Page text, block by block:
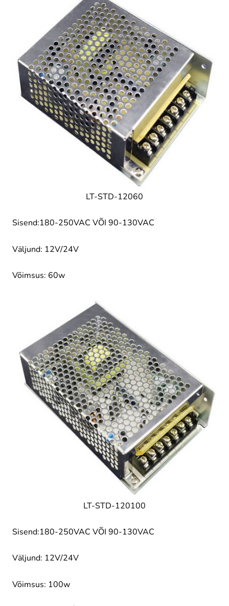
LT-STD-12060
Sisend:180-250VAC VÕI 90-130VAC
Väljund: 12V/24V
Võimsus: 60w
LT-STD-120100
Sisend:180-250VAC VÕI 90-130VAC
Väljund: 12V/24V
Võimsus: 100w